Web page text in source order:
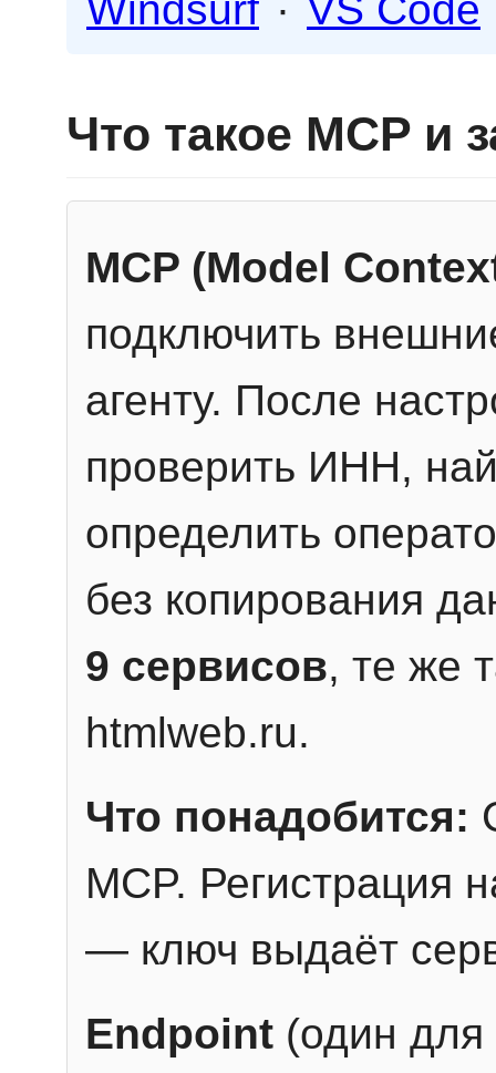
Windsurf · VS Code
Что такое MCP и
MCP (Model
подключить
агенту. После
проверить ИНН,
определить
без копирования
9 сервисов, те же
htmlweb.ru.
Что понадобится:
MCP. Регистрация
— ключ выдаёт
Endpoint (один для